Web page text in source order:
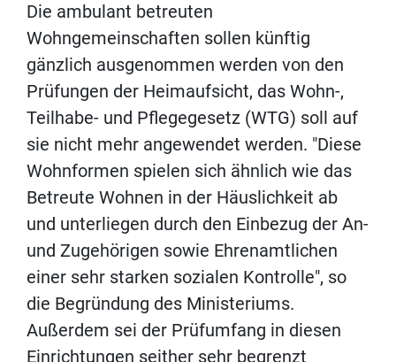
Die ambulant betreuten
Wohngemeinschaften sollen künftig
gänzlich ausgenommen werden von den
Prüfungen der Heimaufsicht, das Wohn-,
Teilhabe- und Pflegegesetz (WTG) soll auf
sie nicht mehr angewendet werden. "Diese
Wohnformen spielen sich ähnlich wie das
Betreute Wohnen in der Häuslichkeit ab
und unterliegen durch den Einbezug der An-
und Zugehörigen sowie Ehrenamtlichen
einer sehr starken sozialen Kontrolle", so
die Begründung des Ministeriums.
Außerdem sei der Prüfumfang in diesen
Einrichtungen seither sehr begrenzt